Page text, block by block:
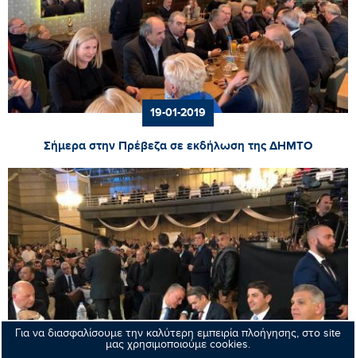
Για να διασφαλίσουμε την καλύτερη εμπειρία πλοήγησης, στο site
μας χρησιμοποιούμε cookies.
19-01-2019
Σήμερα στην Πρέβεζα σε εκδήλωση της ΔΗΜΤΟ